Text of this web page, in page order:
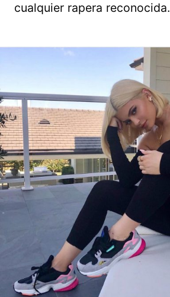
cualquier rapera reconocida.